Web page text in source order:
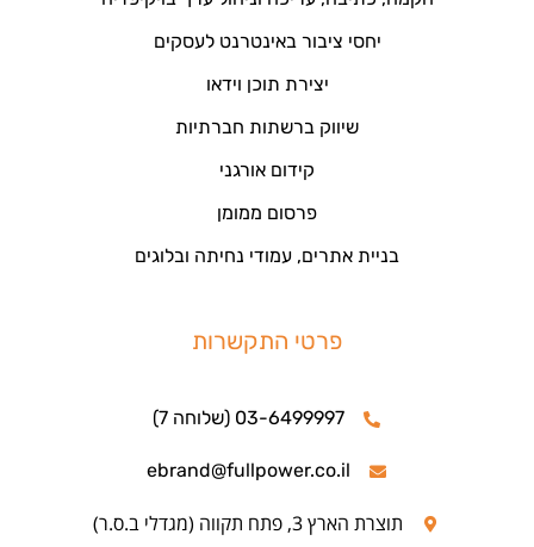
יחסי ציבור באינטרנט לעסקים
יצירת תוכן וידאו
שיווק ברשתות חברתיות
קידום אורגני
פרסום ממומן
בניית אתרים, עמודי נחיתה ובלוגים
פרטי התקשרות
03-6499997 (שלוחה 7)
ebrand@fullpower.co.il
תוצרת הארץ 3, פתח תקווה (מגדלי ב.ס.ר)